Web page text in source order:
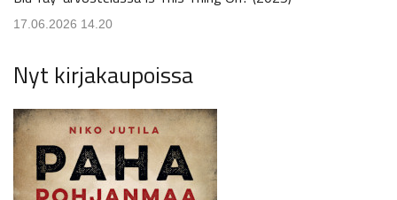
17.06.2026 14.20
Nyt kirjakaupoissa